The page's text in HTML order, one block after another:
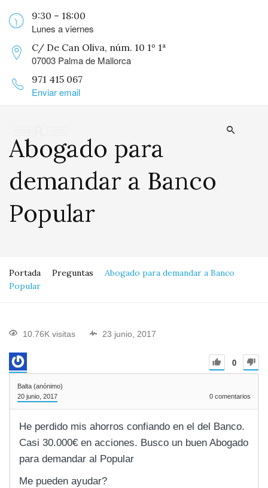
9:30 – 18:00
Lunes a viernes
C/ De Can Oliva, núm. 10 1º 1ª
07003 Palma de Mallorca
971 415 067
Enviar email
Abogado para
demandar a Banco
Popular
Portada Preguntas
Abogado para demandar a Banco
Popular
10.76K visitas 23 junio, 2017
0
Balta (anónimo)
20 junio, 2017
0 comentarios
He perdido mis ahorros confiando en el del Banco.
Casi 30.000€ en acciones. Busco un buen Abogado
para demandar al Popular
Me pueden ayudar?